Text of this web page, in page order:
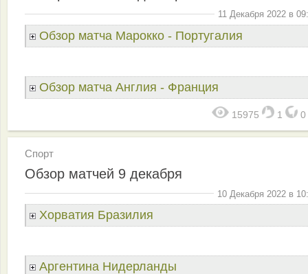
11 Декабря 2022 в
Обзор матча Марокко - Португалия
Обзор матча Англия - Франция
15975 1 0
Спорт
Обзор матчей 9 декабря
10 Декабря 2022 в
Хорватия Бразилия
Аргентина Нидерланды